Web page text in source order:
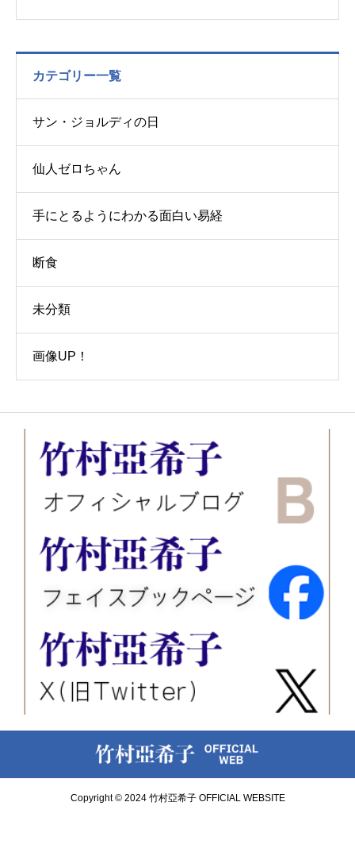
カテゴリー一覧
サン・ジョルディの日
仙人ゼロちゃん
手にとるようにわかる面白い易経
断食
未分類
画像UP！
Copyright © 2024 竹村亞希子 OFFICIAL WEBSITE